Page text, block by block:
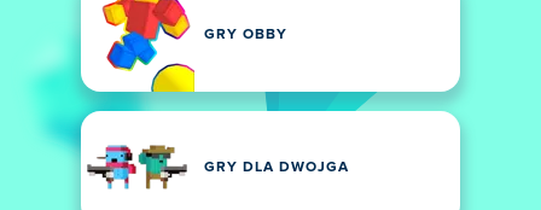
GRY OBBY
GRY DLA DWOJGA